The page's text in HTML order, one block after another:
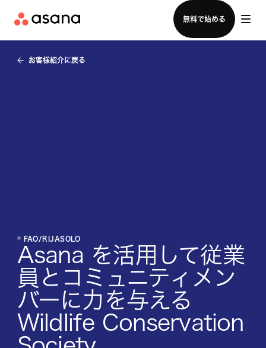
無料で始める
セールスチームに問い合わせる
お客様紹介に戻る
© FAO/RIJASOLO
Asana を活用して従業
員とコミュニティメン
バーに力を与える
Wildlife Conservation